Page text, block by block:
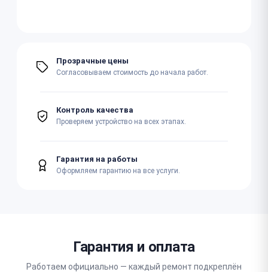
Прозрачные цены
Согласовываем стоимость до начала работ.
Контроль качества
Проверяем устройство на всех этапах.
Гарантия на работы
Оформляем гарантию на все услуги.
Гарантия и оплата
Работаем официально — каждый ремонт подкреплён